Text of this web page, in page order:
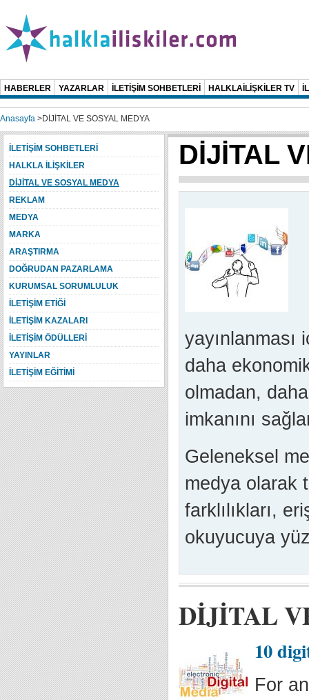
HABERLER YAZARLAR İLETİŞİM SOHBETLERİ HALKLAİLİŞKİLER TV
Anasayfa >DİJİTAL VE SOSYAL MEDYA
DİJİTAL
daha
olmadan,
imkanını
Geleneksel
medya olarak
farklılıkları,
okuyucuya
DİJİTAL
10
For
İLETİŞİM SOHBETLERİ
HALKLA İLİŞKİLER
DİJİTAL VE SOSYAL MEDYA
REKLAM
MEDYA
MARKA
ARAŞTIRMA
DOĞRUDAN PAZARLAMA
KURUMSAL SORUMLULUK
İLETİŞİM ETİĞİ
İLETİŞİM KAZALARI
İLETİŞİM ÖDÜLLERİ
YAYINLAR
İLETİŞİM EĞİTİMİ